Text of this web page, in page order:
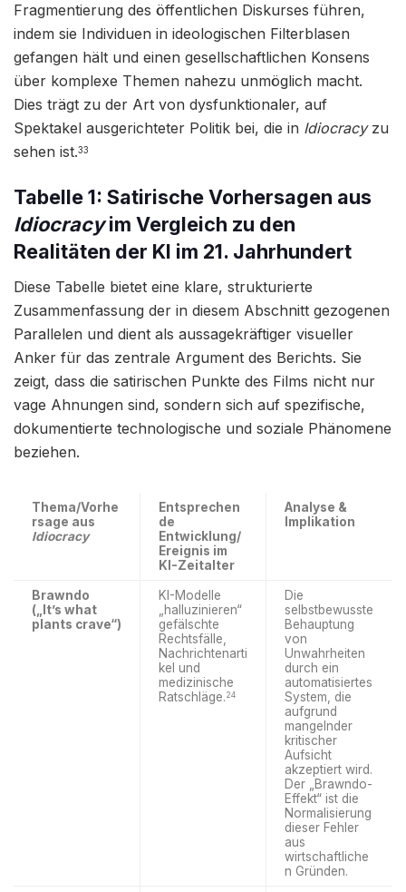
Fragmentierung des öffentlichen Diskurses führen,
indem sie Individuen in ideologischen Filterblasen
gefangen hält und einen gesellschaftlichen Konsens
über komplexe Themen nahezu unmöglich macht.
Dies trägt zu der Art von dysfunktionaler, auf
Spektakel ausgerichteter Politik bei, die in Idiocracyzu
sehen ist.33
Tabelle 1: Satirische Vorhersagen aus
Idiocracyim Vergleich zu den
Realitäten der KI im 21. Jahrhundert
Diese Tabelle bietet eine klare, strukturierte
Zusammenfassung der in diesem Abschnitt gezogenen
Parallelen und dient als aussagekräftiger visueller
Anker für das zentrale Argument des Berichts. Sie
zeigt, dass die satirischen Punkte des Films nicht nur
vage Ahnungen sind, sondern sich auf spezifische,
dokumentierte technologische und soziale Phänomene
beziehen.
Thema/Vorhe
rsage aus
Idiocracy
Entsprechen
de
Entwicklung/
Ereignis im
KI-Zeitalter
Analyse &
Implikation
Brawndo
(„It’s what
plants crave“)
KI-Modelle
„halluzinieren“
gefälschte
Rechtsfälle,
Nachrichtenarti
kel und
medizinische
Ratschläge. 24
Die
selbstbewusste
Behauptung
von
Unwahrheiten
durch ein
automatisiertes
System, die
aufgrund
mangelnder
kritischer
Aufsicht
akzeptiert wird.
Der „Brawndo-
Effekt“ ist die
Normalisierung
dieser Fehler
aus
wirtschaftliche
n Gründen.